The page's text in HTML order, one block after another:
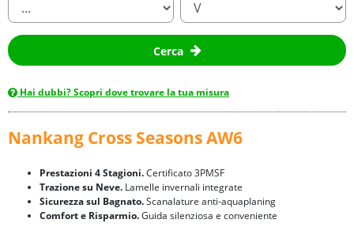
Cerca
Hai dubbi? Scopri dove trovare la tua misura
Nankang Cross Seasons AW6
Prestazioni 4 Stagioni.Certificato 3PMSF
Trazione su Neve. Lamelle invernali integrate
Sicurezza sul Bagnato.Scanalature anti-aquaplaning
Comfort e Risparmio.Guida silenziosa e conveniente